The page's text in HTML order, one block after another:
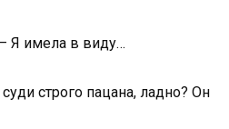
Я имела в виду…
строго пацана, ладно? Он